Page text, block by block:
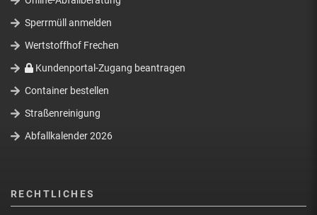
Sperrmüll anmelden
Wertstoffhof Frechen
Kundenportal-Zugang beantragen
Container bestellen
Straßenreinigung
Abfallkalender 2026
RECHTLICHES